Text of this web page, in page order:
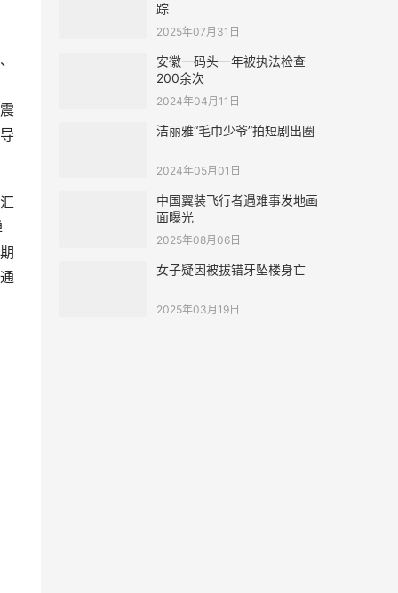
踪
2025年07月31日
安徽一码头一年被执法检查
200余次
2024年04月11日
洁丽雅“毛巾少爷”拍短剧出圈
2024年05月01日
中国翼装飞行者遇难事发地画
面曝光
2025年08月06日
女子疑因被拔错牙坠楼身亡
2025年03月19日